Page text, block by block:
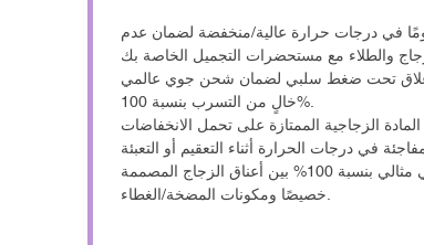
حضانة لمدة 28 يومًا في درجات حرارة عالية/منخفضة لضمان عدم
تحت ضغط سلبي لضمان شحن جوي عالمي
خالٍ من التسرب بنسبة 100%.
الزجاجية الممتازة على تحمل الانخفاضات
ضمان تطابق ميكانيكي مثالي بنسبة 100% بين أعناق الزجاج المصممة
خصيصًا ومكونات المضخة/الغطاء.